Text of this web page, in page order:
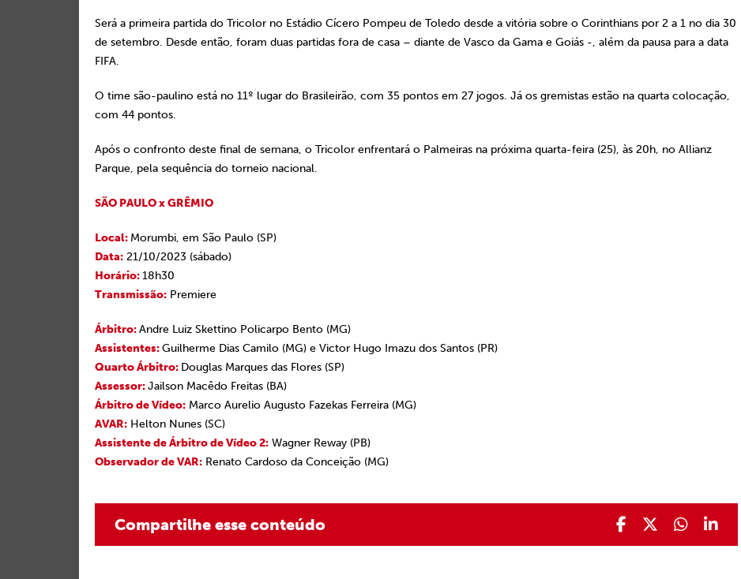
Será a primeira partida do Tricolor no Estádio Cícero Pompeu de Toledo desde a vitória sobre o Corinthians por 2 a 1 no dia 30
de setembro. Desde então, foram duas partidas fora de casa – diante de Vasco da Gama e Goiás -, além da pausa para a data
FIFA.
O time são-paulino está no 11º lugar do Brasileirão, com 35 pontos em 27 jogos. Já os gremistas estão na quarta colocação,
com 44 pontos.
Após o confronto deste final de semana, o Tricolor enfrentará o Palmeiras na próxima quarta-feira (25), às 20h, no Allianz
Parque, pela sequência do torneio nacional.
SÃO PAULO x GRÊMIO
Local: Morumbi, em São Paulo (SP)
Data: 21/10/2023 (sábado)
Horário:18h30
Transmissão: Premiere
Árbitro:Andre Luiz Skettino Policarpo Bento (MG)
Assistentes:Guilherme Dias Camilo (MG) e Victor Hugo Imazu dos Santos (PR)
Quarto Árbitro: Douglas Marques das Flores (SP)
Assessor:Jailson Macêdo Freitas (BA)
Árbitro de Vídeo: Marco Aurelio Augusto Fazekas Ferreira (MG)
AVAR: Helton Nunes (SC)
Assistente de Árbitro de Vídeo 2: Wagner Reway (PB)
Observador de VAR: Renato Cardoso da Conceição (MG)
Compartilhe esse conteúdo